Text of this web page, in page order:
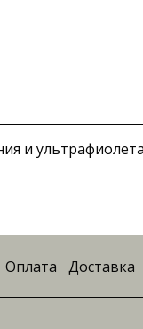
и
Оплата Доставка